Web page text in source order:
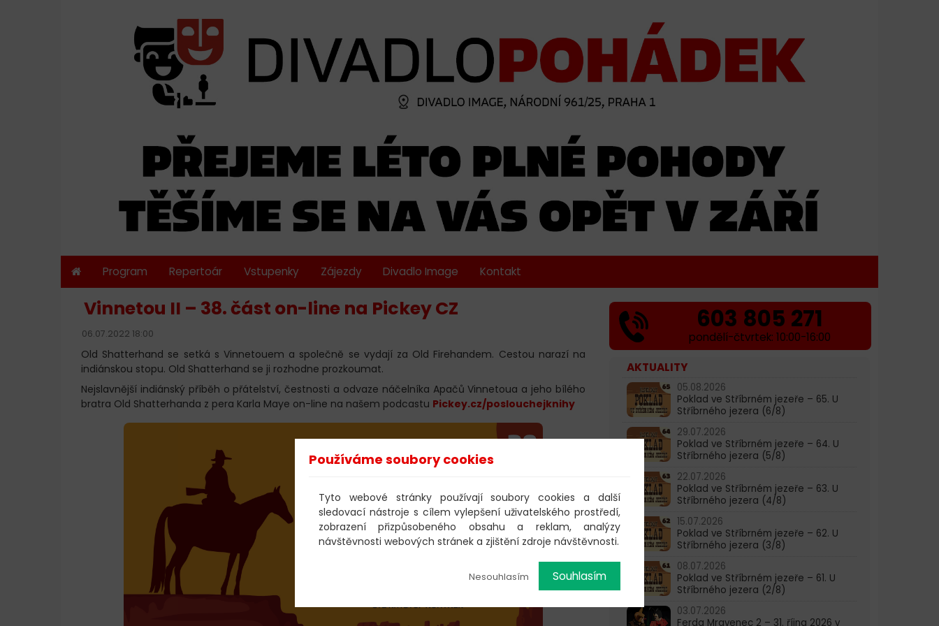
Program Repertoár Vstupenky Zájezdy Divadlo Image Kontakt
Vinnetou II – 38. část on-line na Pickey CZ
06.07.2022 18:00
Old Shatterhand se setká s Vinnetouem a společně se vydají za Old Firehandem. Cestou narazí na
indiánskou stopu. Old Shatterhand se ji rozhodne prozkoumat.
Nejslavnější indiánský příběh o přátelství, čestnosti a odvaze náčelníka Apačů Vinnetoua a jeho bílého
bratra Old Shatterhanda z pera Karla Maye on-line na našem podcastu Pickey.cz/poslouchejknihy
603 805 271
pondělí-čtvrtek: 10:00-16:00
AKTUALITY
05.08.2026
Poklad ve Stříbrném jezeře – 65. U
Stříbrného jezera (6/8)
29.07.2026
Poklad ve Stříbrném jezeře – 64. U
Stříbrného jezera (5/8)
22.07.2026
Poklad ve Stříbrném jezeře – 63. U
Stříbrného jezera (4/8)
15.07.2026
Poklad ve Stříbrném jezeře – 62. U
Stříbrného jezera (3/8)
08.07.2026
Poklad ve Stříbrném jezeře – 61. U
Stříbrného jezera (2/8)
03.07.2026
Ferda Mravenec 2 – 31. října 2026 v
Používáme soubory cookies
Tyto webové stránky používají soubory cookies a další
sledovací nástroje s cílem vylepšení uživatelského prostředí,
zobrazení přizpůsobeného obsahu a reklam, analýzy
návštěvnosti webových stránek a zjištění zdroje návštěvnosti.
Nesouhlasím Souhlasím